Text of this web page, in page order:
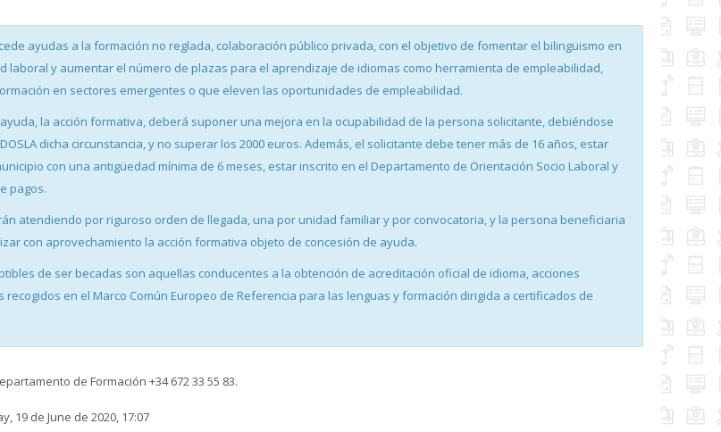
ayudas a la formación no reglada, colaboración público privada, con el objetivo de fomentar el bilingüismo en
laboral y aumentar el número de plazas para el aprendizaje de idiomas como herramienta de empleabilidad,
en sectores emergentes o que eleven las oportunidades de empleabilidad.
la acción formativa, deberá suponer una mejora en la ocupabilidad de la persona solicitante, debiéndose
dicha circunstancia, y no superar los 2000 euros. Además, el solicitante debe tener más de 16 años, estar
con una antigüedad mínima de 6 meses, estar inscrito en el Departamento de Orientación Socio Laboral y
pagos.
atendiendo por riguroso orden de llegada, una por unidad familiar y por convocatoria, y la persona beneficiaria
con aprovechamiento la acción formativa objeto de concesión de ayuda.
de ser becadas son aquellas conducentes a la obtención de acreditación oficial de idioma, acciones
recogidos en el Marco Común Europeo de Referencia para las lenguas y formación dirigida a certificados de
de Formación +34 672 33 55 83.
19 de June de 2020, 17:07